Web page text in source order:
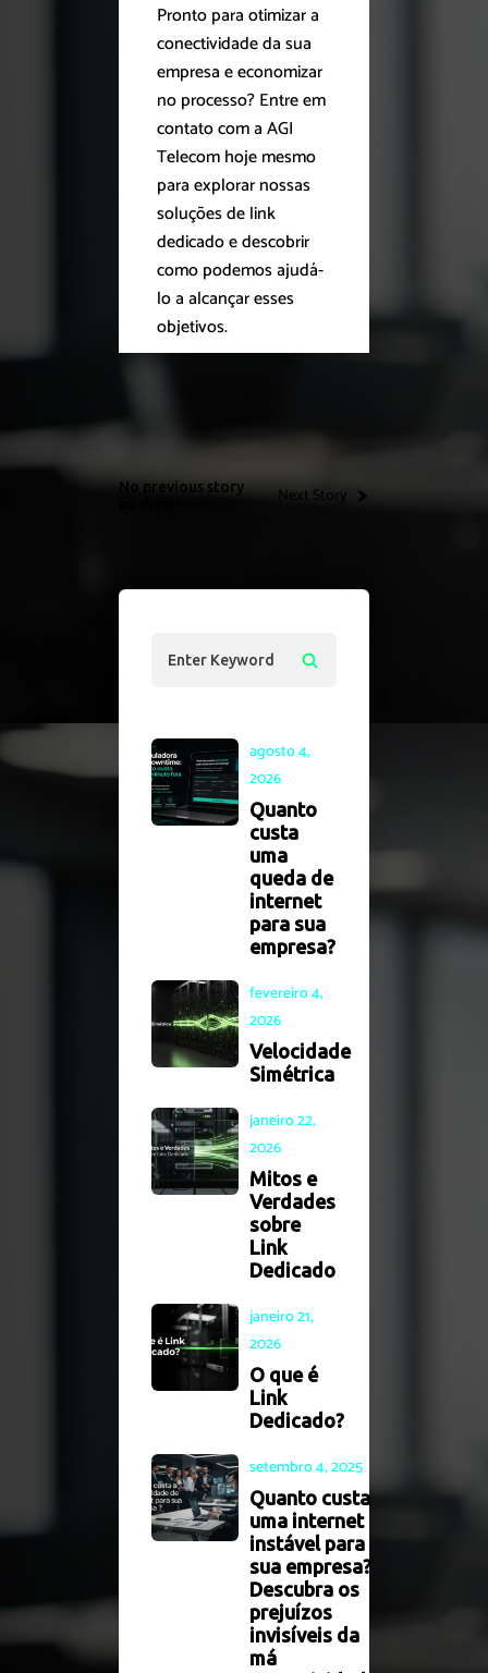
Pronto para otimizar a
conectividade da sua
empresa e economizar
no processo? Entre em
contato com a AGI
Telecom hoje mesmo
para explorar nossas
soluções de link
dedicado e descobrir
como podemos ajudá-
lo a alcançar esses
objetivos.
No previous story
Next Story
agosto 4,
2026
Quanto
custa
uma
queda de
internet
para sua
empresa?
fevereiro 4,
2026
Velocidade
Simétrica
janeiro 22,
2026
Mitos e
Verdades
sobre
Link
Dedicado
janeiro 21,
2026
O que é
Link
Dedicado?
setembro 4, 2025
Quanto custa
uma internet
instável para
sua empresa?
Descubra os
prejuízos
invisíveis da
má